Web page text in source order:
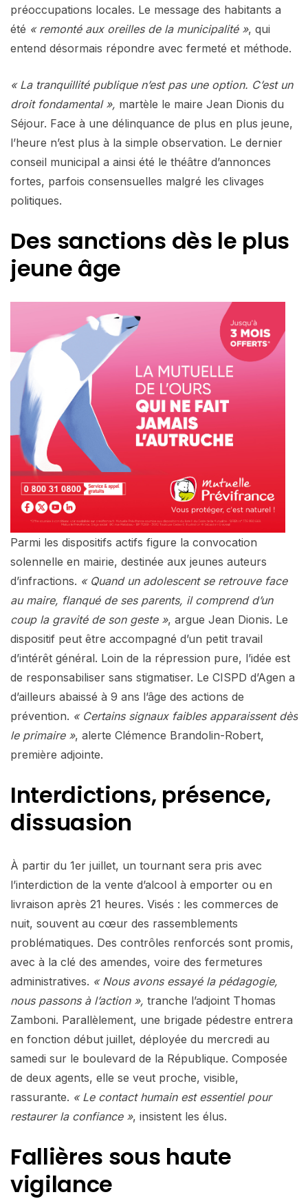
préoccupations locales. Le message des habitants a
été « remonté aux oreilles de la municipalité », qui
entend désormais répondre avec fermeté et méthode.
« La tranquillité publique n’est pas une option. C’est un
droit fondamental », martèle le maire Jean Dionis du
Séjour. Face à une délinquance de plus en plus jeune,
l’heure n’est plus à la simple observation. Le dernier
conseil municipal a ainsi été le théâtre d’annonces
fortes, parfois consensuelles malgré les clivages
politiques.
Des sanctions dès le plus
jeune âge
Parmi les dispositifs actifs figure la convocation
solennelle en mairie, destinée aux jeunes auteurs
d’infractions. « Quand un adolescent se retrouve face
au maire, flanqué de ses parents, il comprend d’un
coup la gravité de son geste », argue Jean Dionis. Le
dispositif peut être accompagné d’un petit travail
d’intérêt général. Loin de la répression pure, l’idée est
de responsabiliser sans stigmatiser. Le CISPD d’Agen a
d’ailleurs abaissé à 9 ans l’âge des actions de
prévention. « Certains signaux faibles apparaissent dès
le primaire », alerte Clémence Brandolin-Robert,
première adjointe.
Interdictions, présence,
dissuasion
À partir du 1er juillet, un tournant sera pris avec
l’interdiction de la vente d’alcool à emporter ou en
livraison après 21 heures. Visés : les commerces de
nuit, souvent au cœur des rassemblements
problématiques. Des contrôles renforcés sont promis,
avec à la clé des amendes, voire des fermetures
administratives. « Nous avons essayé la pédagogie,
nous passons à l’action », tranche l’adjoint Thomas
Zamboni. Parallèlement, une brigade pédestre entrera
en fonction début juillet, déployée du mercredi au
samedi sur le boulevard de la République. Composée
de deux agents, elle se veut proche, visible,
rassurante. « Le contact humain est essentiel pour
restaurer la confiance », insistent les élus.
Fallières sous haute
vigilance